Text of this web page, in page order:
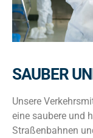
SAUBER
Unsere
eine saubere und
Straßenbahnen